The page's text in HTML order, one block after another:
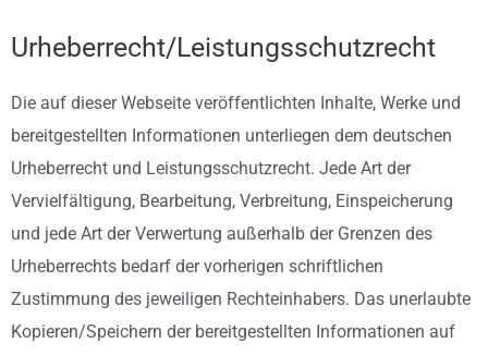
Urheberrecht/Leistungsschutzrecht
Die auf dieser Webseite veröffentlichten Inhalte, Werke und
bereitgestellten Informationen unterliegen dem deutschen
Urheberrecht und Leistungsschutzrecht. Jede Art der
Vervielfältigung, Bearbeitung, Verbreitung, Einspeicherung
und jede Art der Verwertung außerhalb der Grenzen des
Urheberrechts bedarf der vorherigen schriftlichen
Zustimmung des jeweiligen Rechteinhabers. Das unerlaubte
Kopieren/Speichern der bereitgestellten Informationen auf